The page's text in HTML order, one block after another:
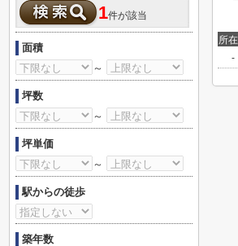
所
-
1件が該当
面積
～
坪数
～
坪単価
～
駅からの徒歩
築年数